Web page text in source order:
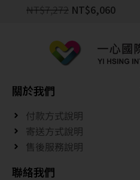
NT$ 7,272 NT$6,060
關於我們
付款方式說明
寄送方式說明
售後服務說明
聯絡我們